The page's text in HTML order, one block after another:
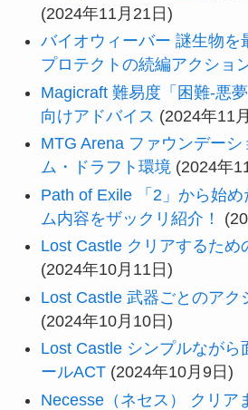
(2024年11月21日)
バイオウィーバー 謎生物を
プロテクトの続編アクショ
Magicraft 難易度「困難-悪
向けアドバイス (2024年11
MTG Arena ファウンデー
ム・ドラフト環境 (2024年
Path of Exile 「2」から始
ム内容をザックリ紹介！
Lost Castle クリアするため
(2024年10月11日)
Lost Castle 武器ごとのアク
(2024年10月10日)
Lost Castle シンプルながら
ールACT (2024年10月9日)
Necesse（ネセス） クリア